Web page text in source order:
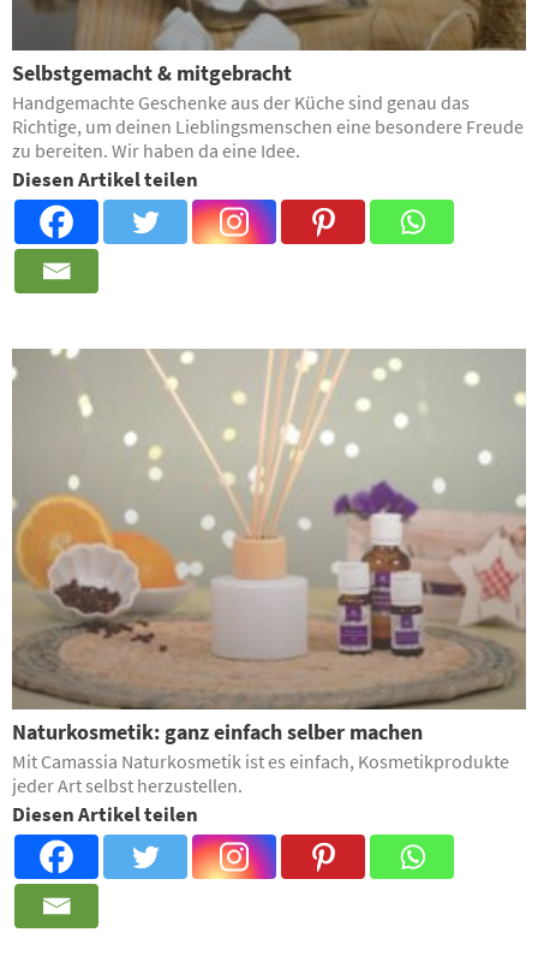
Selbstgemacht & mitgebracht
Handgemachte Geschenke aus der Küche sind genau das
Richtige, um deinen Lieblingsmenschen eine besondere Freude
zu bereiten. Wir haben da eine Idee.
Diesen Artikel teilen
Naturkosmetik: ganz einfach selber machen
Mit Camassia Naturkosmetik ist es einfach, Kosmetikprodukte
jeder Art selbst herzustellen.
Diesen Artikel teilen